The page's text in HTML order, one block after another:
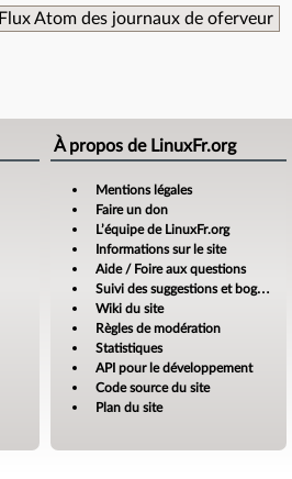
Flux Atom des journaux de oferveur
À propos de LinuxFr.org
Mentions légales
Faire un don
L’équipe de LinuxFr.org
Informations sur le site
Aide / Foire aux questions
Suivi des suggestions et bogues
Wiki du site
Règles de modération
Statistiques
API pour le développement
Code source du site
Plan du site